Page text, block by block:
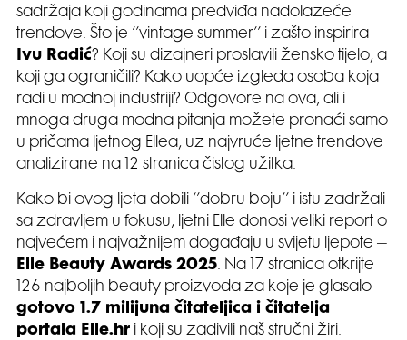
sadržaja koji godinama predviđa nadolazeće
trendove. Što je ‘’vintage summer’’ i zašto inspirira
Ivu Radić? Koji su dizajneri proslavili žensko tijelo, a
koji ga ograničili? Kako uopće izgleda osoba koja
radi u modnoj industriji? Odgovore na ova, ali i
mnoga druga modna pitanja možete pronaći samo
u pričama ljetnog Ellea, uz najvruće ljetne trendove
analizirane na 12 stranica čistog užitka.
Kako bi ovog ljeta dobili ‘’dobru boju’’ i istu zadržali
sa zdravljem u fokusu, ljetni Elle donosi veliki report o
najvećem i najvažnijem događaju u svijetu ljepote –
Elle Beauty Awards 2025. Na 17 stranica otkrijte
126 najboljih beauty proizvoda za koje je glasalo
gotovo 1.7 milijuna čitateljica i čitatelja
portala Elle.hr i koji su zadivili naš stručni žiri.